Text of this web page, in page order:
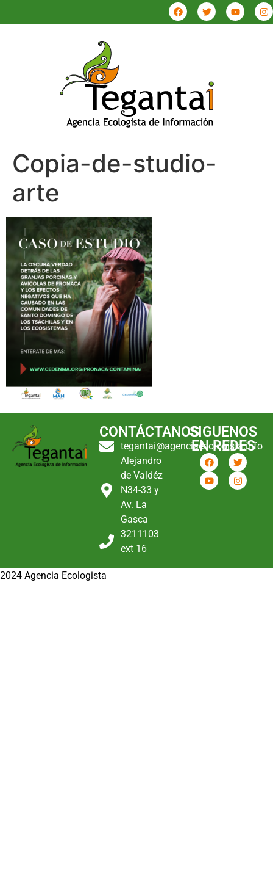
Copia-de-studio-
arte
CONTÁCTANOS
tegantai@agenciaecologista.info
Alejandro
de Valdéz
N34-33 y
Av. La
Gasca
3211103
ext 16
SIGUENOS
EN REDES
2024 Agencia Ecologista